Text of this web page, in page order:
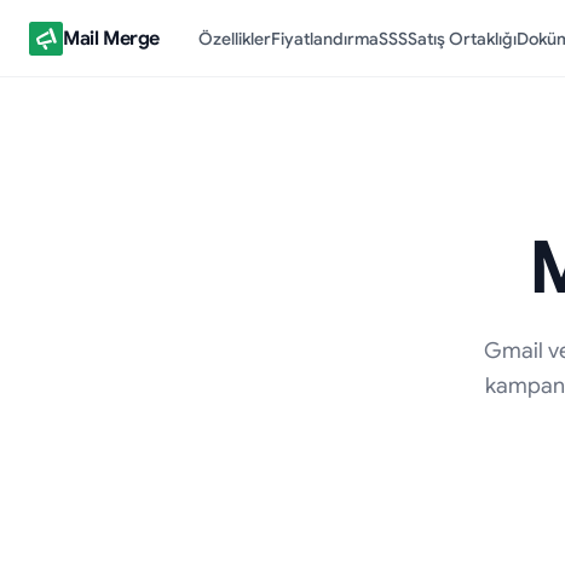
Mail Merge ÖzelliklerFiyatlandırmaSSSSatış Ortaklığı
Gmail